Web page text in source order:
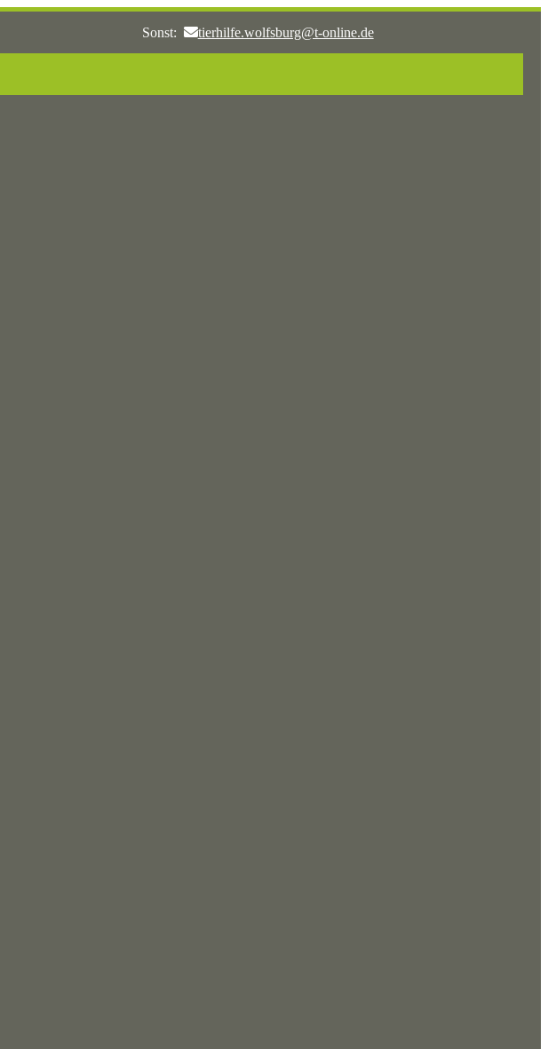
Sonst: tierhilfe.wolfsburg@t-online.de